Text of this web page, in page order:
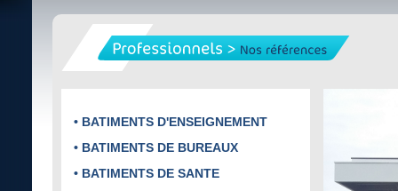
• BATIMENTS D'ENSEIGNEMENT
• BATIMENTS DE BUREAUX
• BATIMENTS DE SANTE